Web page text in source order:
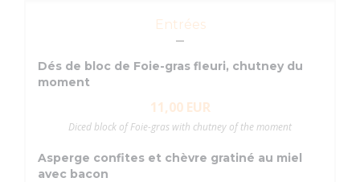
Entrées
Dés de bloc de Foie-gras fleuri, chutney du
moment
11,00 EUR
Diced block of Foie-gras with chutney of the moment
Asperge confites et chèvre gratiné au miel
avec bacon